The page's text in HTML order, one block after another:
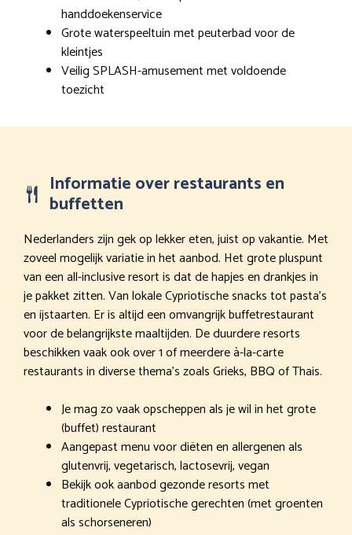
handdoekenservice
Grote waterspeeltuin met peuterbad voor de
kleintjes
Veilig SPLASH-amusement met voldoende
toezicht
Informatie over restaurants en
buffetten
Nederlanders zijn gek op lekker eten, juist op vakantie. Met
zoveel mogelijk variatie in het aanbod. Het grote pluspunt
van een all-inclusive resort is dat de hapjes en drankjes in
je pakket zitten. Van lokale Cypriotische snacks tot pasta’s
en ijstaarten. Er is altijd een omvangrijk buffetrestaurant
voor de belangrijkste maaltijden. De duurdere resorts
beschikken vaak ook over 1 of meerdere à-la-carte
restaurants in diverse thema’s zoals Grieks, BBQ of Thais.
Je mag zo vaak opscheppen als je wil in het grote
(buffet) restaurant
Aangepast menu voor diëten en allergenen als
glutenvrij, vegetarisch, lactosevrij, vegan
Bekijk ook aanbod gezonde resorts met
traditionele Cypriotische gerechten (met groenten
als schorseneren)